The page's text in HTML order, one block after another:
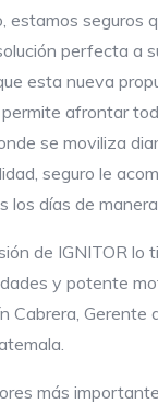
estamos seguros
perfecta a
esta nueva
afrontar
se moviliza
seguro le
los días de
de IGNITOR lo
y potente
Cabrera, Gerente
más